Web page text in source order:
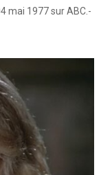
mai 1977 sur ABC.-